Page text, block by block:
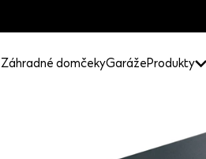
Záhradné domčekyGarážeProdukty